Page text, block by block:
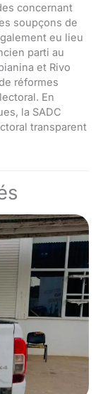
concernant
soupçons de
eu lieu
parti au
et Rivo
réformes
En
la SADC
transparent